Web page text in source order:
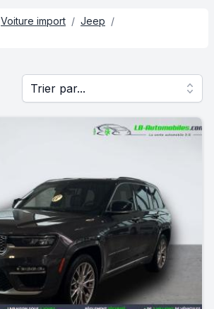
Voiture import / Jeep /
Trier par...